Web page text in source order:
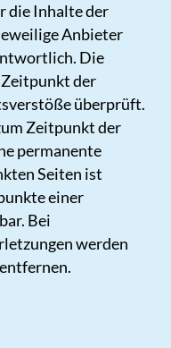
die Inhalte der
Anbieter
Die
der
überprüft.
Zeitpunkt der
permanente
Seiten ist
einer
Bei
werden